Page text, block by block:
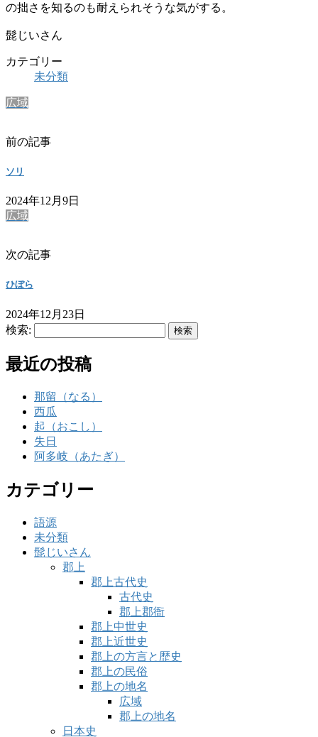
の拙さを知るのも耐えられそうな気がする。
髭じいさん
カテゴリー
未分類
広域
前の記事
ソリ
2024年12月9日
広域
次の記事
ひぼら
2024年12月23日
検索:
最近の投稿
那留（なる）
西瓜
起（おこし）
失日
阿多岐（あたぎ）
カテゴリー
語源
未分類
髭じいさん
郡上
郡上古代史
古代史
郡上郡衙
郡上中世史
郡上近世史
郡上の方言と歴史
郡上の民俗
郡上の地名
広域
郡上の地名
日本史